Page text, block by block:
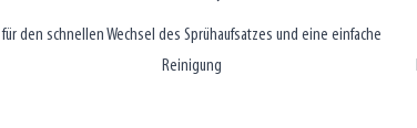
für den schnellen Wechsel des Sprühaufsatzes und eine einfache
Reinigung